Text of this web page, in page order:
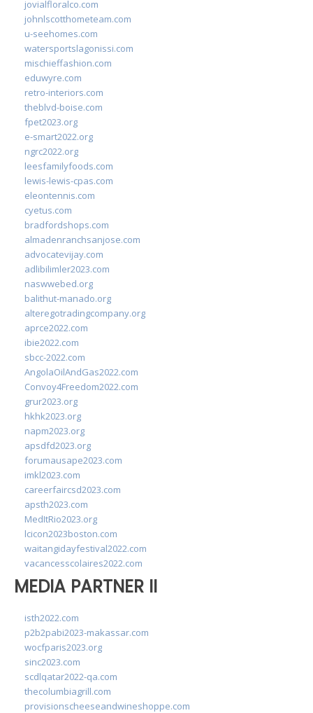
jovialfloralco.com
johnlscotthometeam.com
u-seehomes.com
watersportslagonissi.com
mischieffashion.com
eduwyre.com
retro-interiors.com
theblvd-boise.com
fpet2023.org
e-smart2022.org
ngrc2022.org
leesfamilyfoods.com
lewis-lewis-cpas.com
eleontennis.com
cyetus.com
bradfordshops.com
almadenranchsanjose.com
advocatevijay.com
adlibilimler2023.com
naswwebed.org
balithut-manado.org
alteregotradingcompany.org
aprce2022.com
ibie2022.com
sbcc-2022.com
AngolaOilAndGas2022.com
Convoy4Freedom2022.com
grur2023.org
hkhk2023.org
napm2023.org
apsdfd2023.org
forumausape2023.com
imkl2023.com
careerfaircsd2023.com
apsth2023.com
MedItRio2023.org
lcicon2023boston.com
waitangidayfestival2022.com
vacancesscolaires2022.com
MEDIA PARTNER II
isth2022.com
p2b2pabi2023-makassar.com
wocfparis2023.org
sinc2023.com
scdlqatar2022-qa.com
thecolumbiagrill.com
provisionscheeseandwineshoppe.com